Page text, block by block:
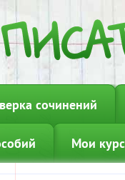
сочинений
Мои